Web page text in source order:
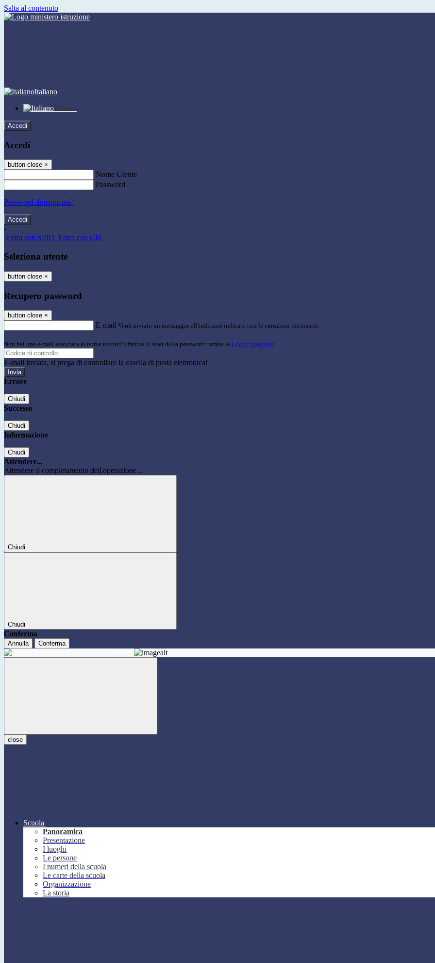
Salta al contenuto
Italiano
Italiano
Accedi
Accedi
button close ×
Nome Utente
Password
Password dimenticata?
-
Entra con SPID Entra con CIE
Seleziona utente
button close ×
Recupero password
button close ×
E-mail Verrà inviato un messaggio all'indirizzo indicato con le istruzioni necessarie.
Non hai una e-mail associata al nome utente? Effettua il reset della password tramite la Login Spaggiari
E-mail inviata, si prega di controllare la casella di posta elettronica!
Errore
Chiudi
Successo
Chiudi
Informazione
Chiudi
Attendere...
Attendere il completamento dell'operazione...
Chiudi
Chiudi
Conferma
Annulla Conferma
close
Scuola
Panoramica
Presentazione
I luoghi
Le persone
I numeri della scuola
Le carte della scuola
Organizzazione
La storia